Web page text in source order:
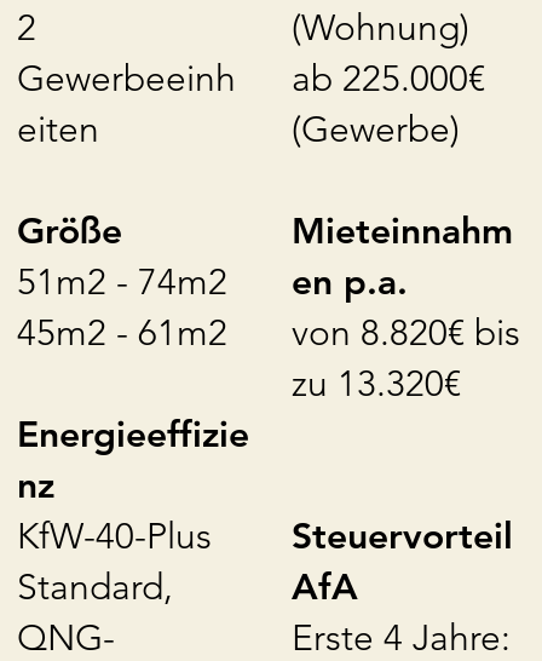
2
Gewerbeeinh
eiten
Größe
51m2 - 74m2
45m2 - 61m2
Energieeffizie
nz
KfW-40-Plus
Standard,
QNG-
(Wohnung)
ab 225.000€
(Gewerbe)
Mieteinnahm
en p.a.
von 8.820€ bis
zu 13.320€
Steuervorteil
AfA
Erste 4 Jahre: